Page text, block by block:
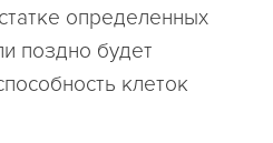
определенных
поздно будет
клеток